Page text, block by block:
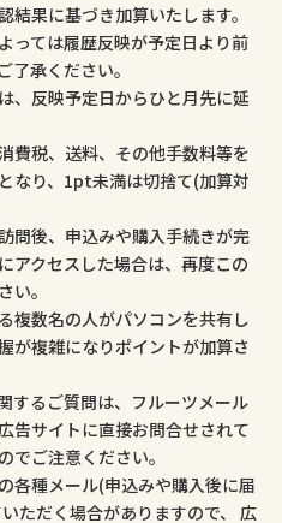
果に基づき加算いたします。
っては履歴反映が予定日より前
承ください。
、反映予定日からひと月先に延
費税、送料、その他手数料等を
なり、1pt未満は切捨て(加算対
問後、申込みや購入手続きが完
アクセスした場合は、再度この
い。
複数名の人がパソコンを共有し
が複雑になりポイントが加算さ
するご質問は、フルーツメール
告サイトに直接お問合せされて
でご注意ください。
各種メール(申込みや購入後に届
ただく場合がありますので、 広